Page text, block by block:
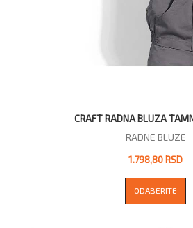
CRAFT RADNA BLUZA
RADNE BLUZE
1.798,80 RSD
ODABERITE